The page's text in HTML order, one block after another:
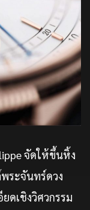
จัดให้ขึ้นหิ้ง
พระจันทร์ดวง
ดเชิงวิศวกรรม